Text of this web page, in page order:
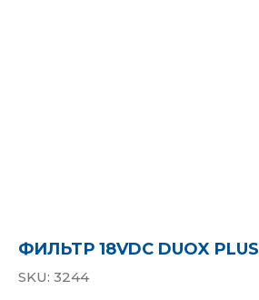
ФИЛЬТР 18VDC DUOX PLUS
SKU: 3244